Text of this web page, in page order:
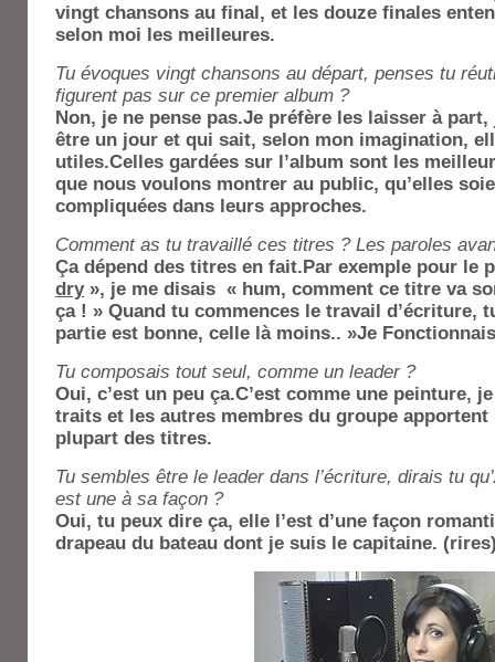
vingt chansons au final, et les douze finales
selon moi les meilleures.
Tu évoques vingt chansons au départ, penses tu
figurent pas sur ce premier album ?
Non, je ne pense pas.Je préfère les laisser à
être un jour et qui sait, selon mon imagination,
utiles.Celles gardées sur l’album sont les
que nous voulons montrer au public, qu’elles
compliquées dans leurs approches.
Comment as tu travaillé ces titres ? Les paroles
Ça dépend des titres en fait.Par exemple pour le
dry», je me disais « hum, comment ce titre va
ça ! » Quand tu commences le travail d’écriture,
partie est bonne, celle là moins.. »Je
Tu composais tout seul, comme un leader ?
Oui, c’est un peu ça.C’est comme une peinture,
traits et les autres membres du groupe apportent
plupart des titres.
Tu sembles être le leader dans l’écriture, dirais tu
est une à sa façon ?
Oui, tu peux dire ça, elle l’est d’une façon
drapeau du bateau dont je suis le capitaine.